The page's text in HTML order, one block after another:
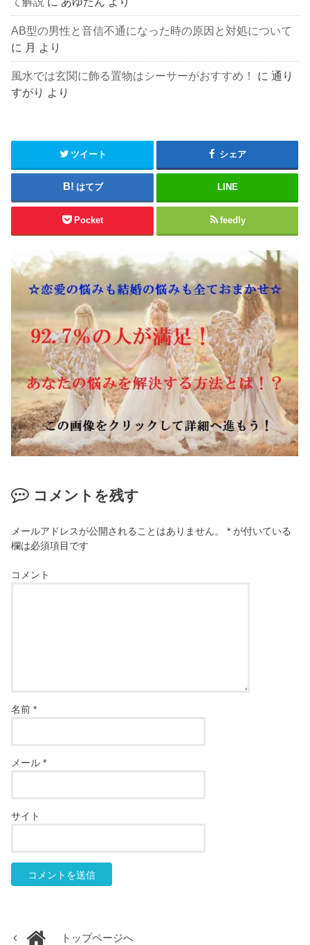
AB型の男性と音信不通になった時の原因と対処について
に 月 より
風水では玄関に飾る置物はシーサーがおすすめ！ に通り
すがり より
ツイート シェア
はてブ LINE
Pocket feedly
コメントを残す
メールアドレスが公開されることはありません。 * が付いている
欄は必須項目です
コメント
名前*
メール*
サイト
トップページへ